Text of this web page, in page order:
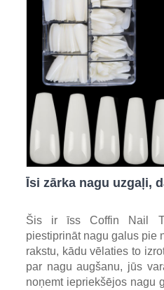
Īsi zārka nagu uzgaļi,
Šis ir īss Coffin Nail
piestiprināt nagu galus pie
rakstu, kādu vēlaties to
par nagu augšanu, jūs
noņemt iepriekšējos nagu